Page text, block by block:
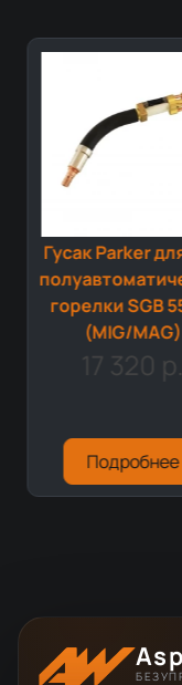
Гусак Parker
горелки SGB
(MIG/MAG)
17 320 р.
Подробнее